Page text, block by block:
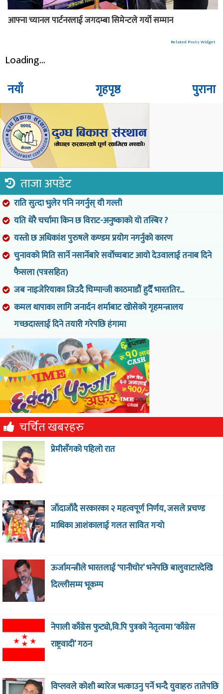
आफ्ना च्यानल पार्टनरलाई जगदम्बा सिमेन्टले गर्यो सम्मान
Related Posts Widget
Loading...
नयाँ पुराना
गृहपृष्ठ
ताजा अपडेट
राति सुत्दा भुलेर पनि नगर्नुस् यी गल्ती
यति धेरै चर्चामा किन छ विराट-अनुष्काको यो तस्बिर ?
यस्तो छ अधिकांश पुरुषले कण्डम प्रयोग नगर्नुको कारण
चुनावको मिति सार्ने नसार्नेबारे सर्वोच्चबाट आयो देउवालाई तनाब दिने
फैसला (पत्रसहित)
जब नाइजेरियाका जिउदै चिम्पान्जी काठमाडौं हुदैँ भारततिर...
कमल थापाका लागि जनार्दन शर्माबाट खोसेको गृहमन्त्रालय
गच्छदारलाई दिने तयारी गरेपछि हंगामा
चर्चित खबरहरु
प्रेमीसँगको पहिलो रात
जाँदाजाँदै सरकारका २ महत्वपूर्ण निर्णय, जसले प्रचण्ड
माथिका आशंकालाई गलत सावित गर्‍याे
ऊर्जामन्त्रीले भारतलाई ‘पानीचोर’ भनेपछि बालुवाटारदेखि
दिल्लीसम्म भूकम्प
नेपाली काँग्रेस फुट्यो,वि.पि पुत्रको नेतृत्वमा ‘काँग्रेस
राष्ट्रवादी’ गठन
विप्लवले कोशी ब्यारेज भत्काउनु पर्ने भन्दै युवाहरु तातेपछि